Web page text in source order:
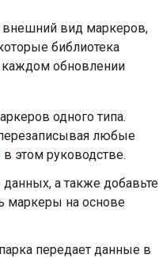
внешний вид маркеров,
библиотека
каждом обновлении
одного типа.
любые
в этом руководстве.
а также добавьте
маркеры на основе
передает данные в